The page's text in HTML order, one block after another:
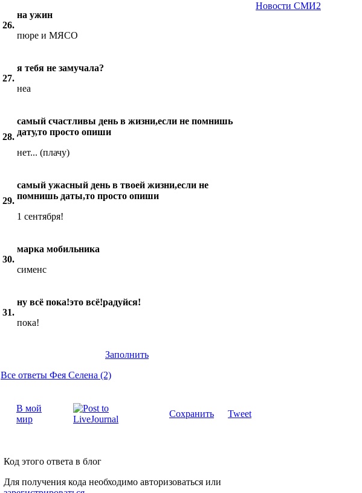
26.
на ужин
пюре и МЯСО
27.
я тебя не замучала?
неа
28.
самый счастливы день в жизни,если не помнишь
дату,то просто опиши
нет... (плачу)
29.
самый ужасный день в твоей жизни,если не
помнишь даты,то просто опиши
1 сентября!
30.
марка мобильника
сименс
31.
ну всё пока!это всё!радуйся!
пока!
Заполнить
Все ответы Фея Селена (2)
В мой
мир
Сохранить Tweet
Код этого ответа в блог
Для получения кода необходимо авторизоваться или
Новости СМИ2